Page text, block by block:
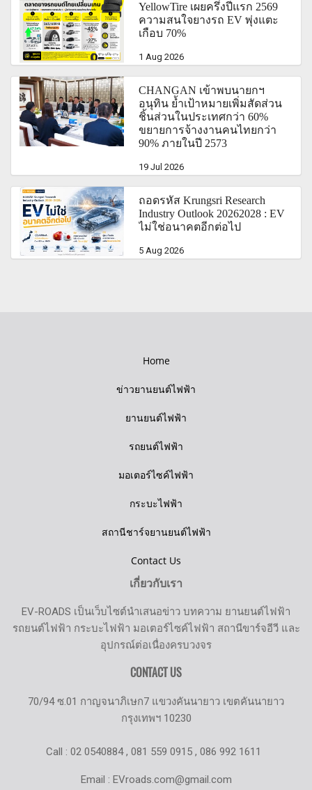
YellowTire เผยครึ่งปีแรก 2569
ความสนใจยางรถ EV พุ่งแตะ
เกือบ 70%
1 Aug 2026
CHANGAN เข้าพบนายกฯ
อนุทิน ย้ำเป้าหมายเพิ่มสัดส่วน
ชิ้นส่วนในประเทศกว่า 60%
ขยายการจ้างงานคนไทยกว่า
90% ภายในปี 2573
19 Jul 2026
ถอดรหัส Krungsri Research
Industry Outlook 20262028 : EV
ไม่ใช่อนาคตอีกต่อไป
5 Aug 2026
Home
ข่าวยานยนต์ไฟฟ้า
ยานยนต์ไฟฟ้า
รถยนต์ไฟฟ้า
มอเตอร์ไซค์ไฟฟ้า
กระบะไฟฟ้า
สถานีชาร์จยานยนต์ไฟฟ้า
Contact Us
เกี่ยวกับเรา
EV-ROADS เป็นเว็บไซต์นำเสนอข่าว บทความ ยานยนต์ไฟฟ้า
รถยนต์ไฟฟ้า กระบะไฟฟ้า มอเตอร์ไซค์ไฟฟ้า สถานีขาร์จอีวี และ
อุปกรณ์ต่อเนื่องครบวงจร
CONTACT US
70/94 ซ.01 กาญจนาภิเษก7 แขวงคันนายาว เขตคันนายาว
กรุงเทพฯ 10230
Call : 02 0540884 , 081 559 0915 , 086 992 1611
Email : EVroads.com@gmail.com